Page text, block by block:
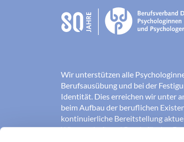
Wir unterstützen alle
Berufsausübung und bei der
Identität. Dies erreichen wir unter
beim Aufbau der beruflichen
kontinuierliche Bereitstellung
Wissenschaft und Praxis für den